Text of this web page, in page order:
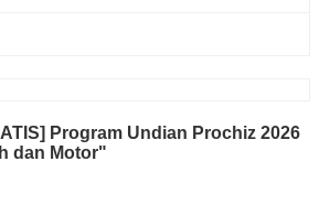
Program Undian Prochiz 2026
dan Motor"